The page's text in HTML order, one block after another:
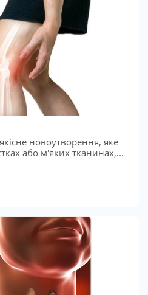
новоутворення, яке
або м'яких тканинах,...